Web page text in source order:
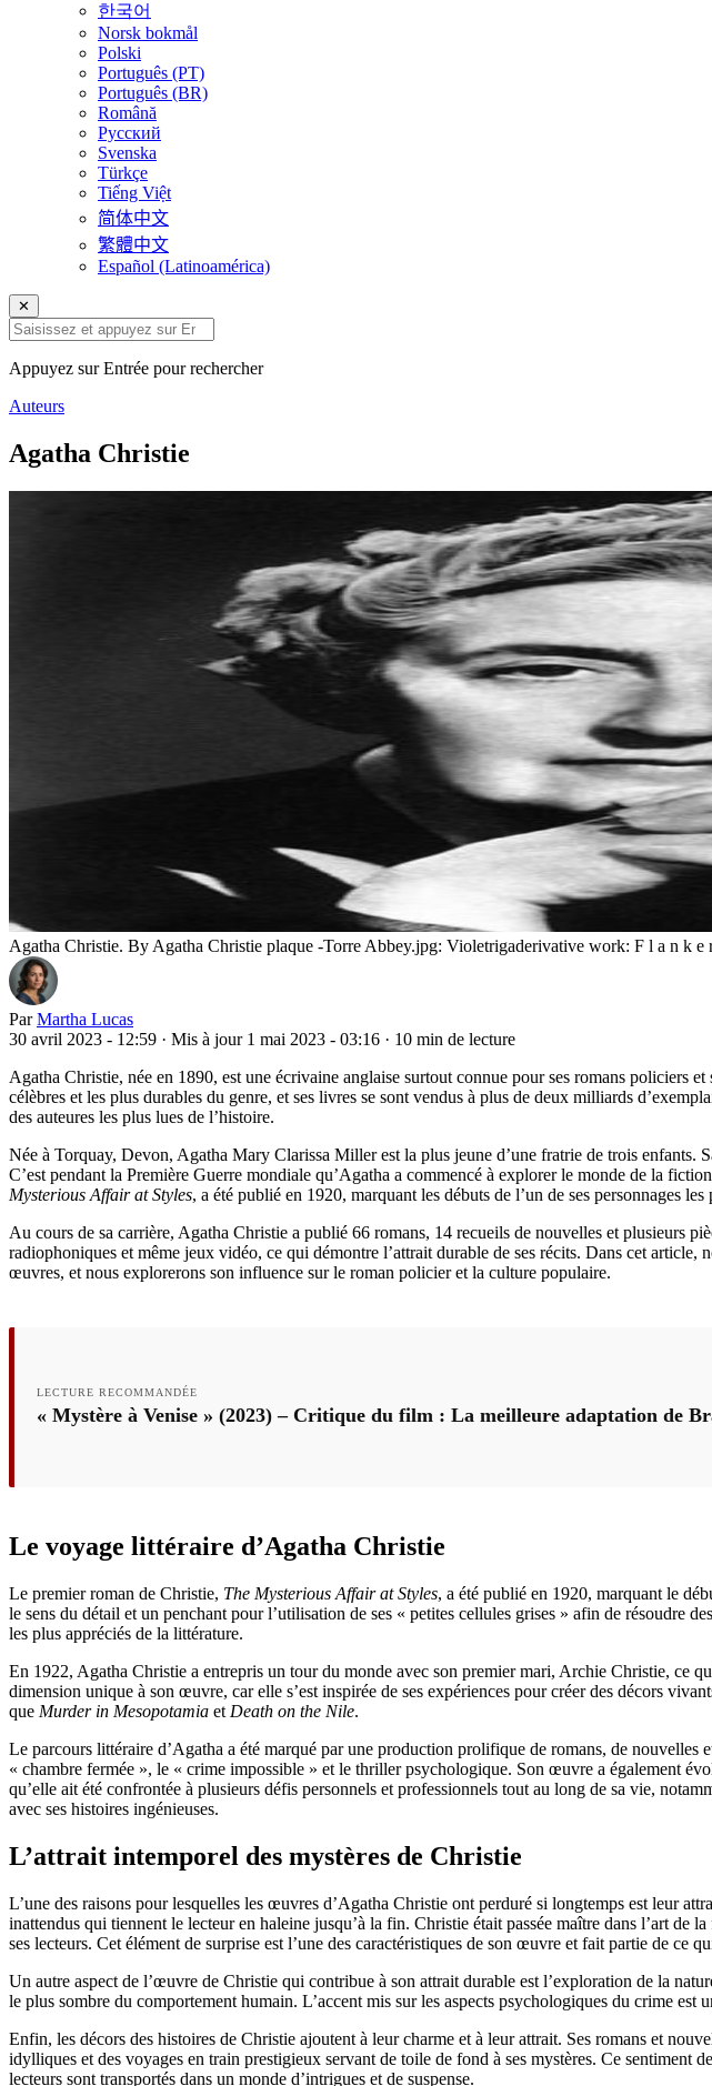
한국어
Norsk bokmål
Polski
Português (PT)
Português (BR)
Română
Русский
Svenska
Türkçe
Tiếng Việt
简体中文
繁體中文
Español (Latinoamérica)
✕
Appuyez sur Entrée pour rechercher
Auteurs
Agatha Christie
Agatha Christie. By Agatha Christie plaque -Torre Abbey.jpg: Violetrigaderivative work: F l a n k
Par Martha Lucas
30 avril 2023 - 12:59 · Mis à jour 1 mai 2023 - 03:16 · 10 min de lecture
Agatha Christie, née en 1890, est une écrivaine anglaise surtout connue pour ses romans policiers
célèbres et les plus durables du genre, et ses livres se sont vendus à plus de deux milliards
des auteures les plus lues de l’histoire.
Née à Torquay, Devon, Agatha Mary Clarissa Miller est la plus jeune d’une fratrie de trois enfants.
C’est pendant la Première Guerre mondiale qu’Agatha a commencé à explorer le monde de la
Mysterious Affair at Styles, a été publié en 1920, marquant les débuts de l’un de ses personnages
Au cours de sa carrière, Agatha Christie a publié 66 romans, 14 recueils de nouvelles et plusieurs
radiophoniques et même jeux vidéo, ce qui démontre l’attrait durable de ses récits. Dans cet article,
œuvres, et nous explorerons son influence sur le roman policier et la culture populaire.
LECTURE RECOMMANDÉE
« Mystère à Venise » (2023) – Critique du film : La meilleure adaptation de
Le voyage littéraire d’Agatha Christie
Le premier roman de Christie, The Mysterious Affair at Styles, a été publié en 1920, marquant le
le sens du détail et un penchant pour l’utilisation de ses « petites cellules grises » afin de résoudre
les plus appréciés de la littérature.
En 1922, Agatha Christie a entrepris un tour du monde avec son premier mari, Archie Christie, ce
dimension unique à son œuvre, car elle s’est inspirée de ses expériences pour créer des décors
que Murder in Mesopotamia et Death on the Nile.
Le parcours littéraire d’Agatha a été marqué par une production prolifique de romans, de
« chambre fermée », le « crime impossible » et le thriller psychologique. Son œuvre a également
qu’elle ait été confrontée à plusieurs défis personnels et professionnels tout au long de sa vie,
avec ses histoires ingénieuses.
L’attrait intemporel des mystères de Christie
L’une des raisons pour lesquelles les œuvres d’Agatha Christie ont perduré si longtemps est leur
inattendus qui tiennent le lecteur en haleine jusqu’à la fin. Christie était passée maître dans l’art de
ses lecteurs. Cet élément de surprise est l’une des caractéristiques de son œuvre et fait partie de ce
Un autre aspect de l’œuvre de Christie qui contribue à son attrait durable est l’exploration de la
le plus sombre du comportement humain. L’accent mis sur les aspects psychologiques du crime
Enfin, les décors des histoires de Christie ajoutent à leur charme et à leur attrait. Ses romans et
idylliques et des voyages en train prestigieux servant de toile de fond à ses mystères. Ce
lecteurs sont transportés dans un monde d’intrigues et de suspense.